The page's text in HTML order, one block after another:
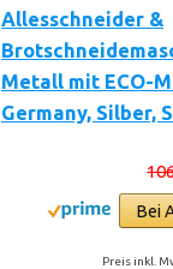
Allesschneider &
Metall mit ECO-
Germany, Silber,
Bei
Preis inkl.